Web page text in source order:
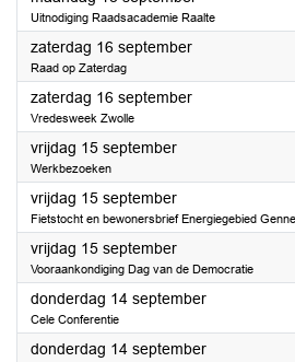
Uitnodiging Raadsacademie Raalte
zaterdag 16 september2023
Raad op Zaterdag
zaterdag 16 september2023
Vredesweek Zwolle
vrijdag 15 september2023
Werkbezoeken
vrijdag 15 september2023
Fietstocht en bewonersbrief Energiegebied
vrijdag 15 september2023
Vooraankondiging Dag van de Democratie
donderdag 14 september2023
Cele Conferentie
donderdag 14 september2023